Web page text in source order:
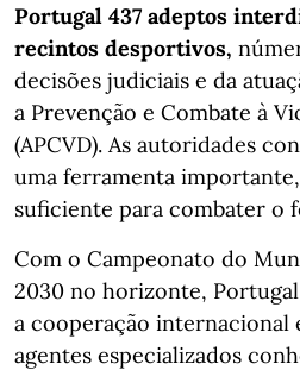
Portugal 437 adeptos
recintos desportivos,
decisões judiciais e da
a Prevenção e Combate à
(APCVD). As autoridades
uma ferramenta
suficiente para combater o
Com o Campeonato do
2030 no horizonte,
a cooperação internacional
agentes especializados